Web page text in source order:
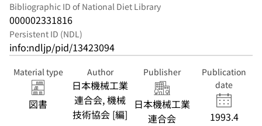
Bibliographic ID of National Diet Library
000002331816
Persistent ID (NDL)
info:ndljp/pid/13423094
Material type
図書
Author
日本機械工業
連合会, 機械
技術協会 [編]
Publisher
日本機械工業
連合会
Publication
date
1993.4